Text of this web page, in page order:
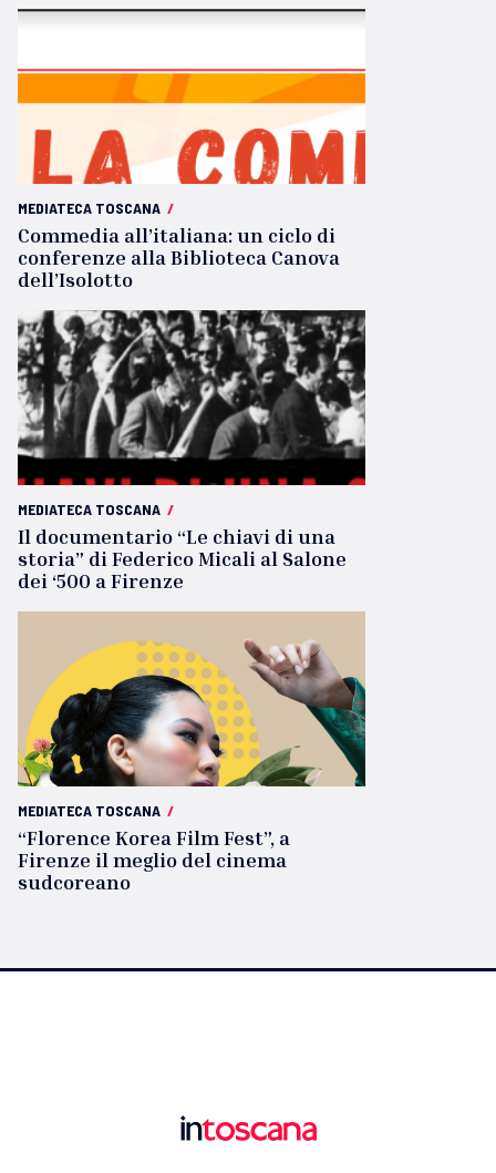
MEDIATECA TOSCANA /
Commedia all’italiana: un ciclo di
conferenze alla Biblioteca Canova
dell’Isolotto
MEDIATECA TOSCANA /
Il documentario “Le chiavi di una
storia” di Federico Micali al Salone
dei ‘500 a Firenze
MEDIATECA TOSCANA /
“Florence Korea Film Fest”, a
Firenze il meglio del cinema
sudcoreano